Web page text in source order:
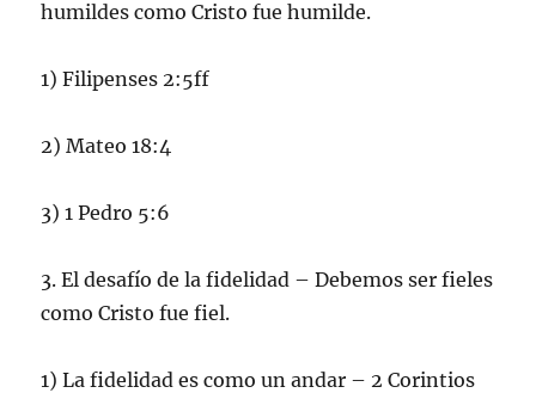
humildes como Cristo fue humilde.
1) Filipenses 2:5ff
2) Mateo 18:4
3) 1 Pedro 5:6
3. El desafío de la fidelidad – Debemos ser fieles
como Cristo fue fiel.
1) La fidelidad es como un andar – 2 Corintios